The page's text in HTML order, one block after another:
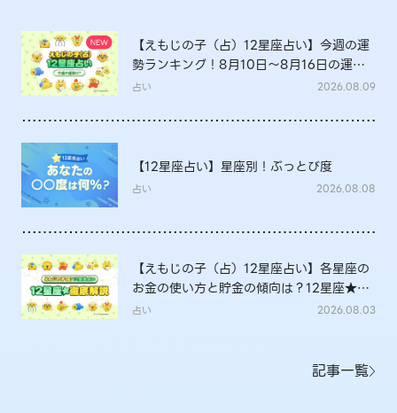
【えもじの子（占）12星座占い】今週の運
勢ランキング！8月10日～8月16日の運勢
は？
占い 2026.08.09
【12星座占い】星座別！ぶっとび度
占い 2026.08.08
【えもじの子（占）12星座占い】各星座の
お金の使い方と貯金の傾向は？12星座★徹
底解説
占い 2026.08.03
記事一覧